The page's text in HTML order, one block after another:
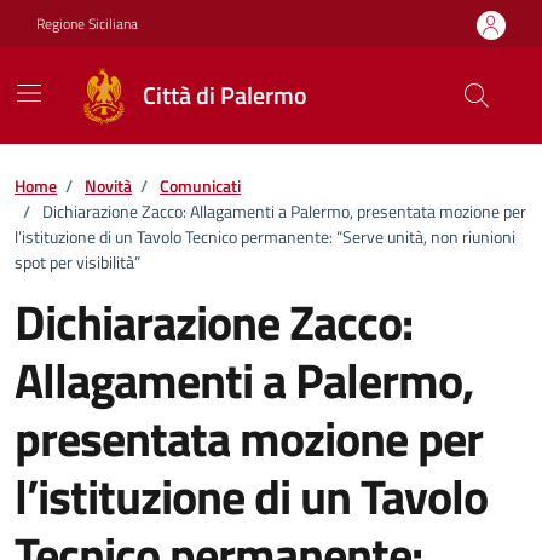
Vai ai contenuti
Vai al footer
Regione Siciliana
Città di Palermo
Home / Novità / Comunicati
/ Dichiarazione Zacco: Allagamenti a Palermo, presentata mozione per
l’istituzione di un Tavolo Tecnico permanente: “Serve unità, non riunioni
spot per visibilità”
Dichiarazione Zacco:
Allagamenti a Palermo,
presentata mozione per
l’istituzione di un Tavolo